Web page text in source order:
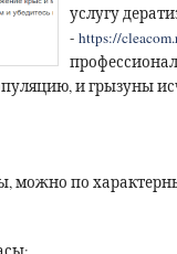
услугу
- https://
и грызуны
можно по